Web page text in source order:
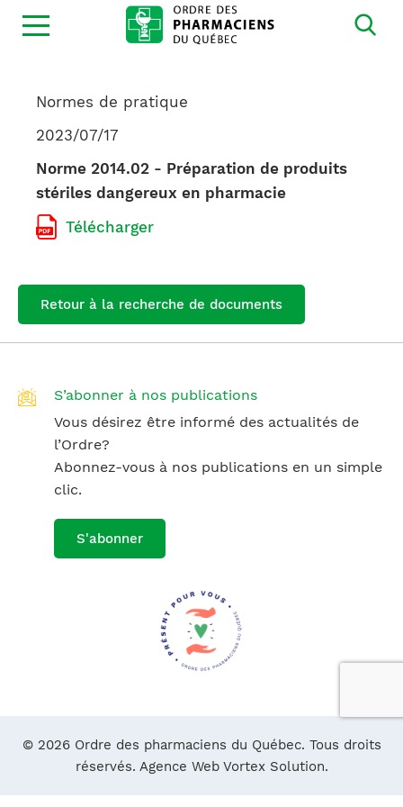
Ouvrir
la
Normes de pratique
2023/07/17
Norme 2014.02 - Préparation de produits
stériles dangereux en pharmacie
Télécharger
Retour à la recherche de documents
S’abonner à nos publications
Vous désirez être informé des actualités de
l’Ordre?
Abonnez-vous à nos publications en un simple
clic.
S'abonner
© 2026 Ordre des pharmaciens du Québec. Tous droits
réservés. Agence Web Vortex Solution.